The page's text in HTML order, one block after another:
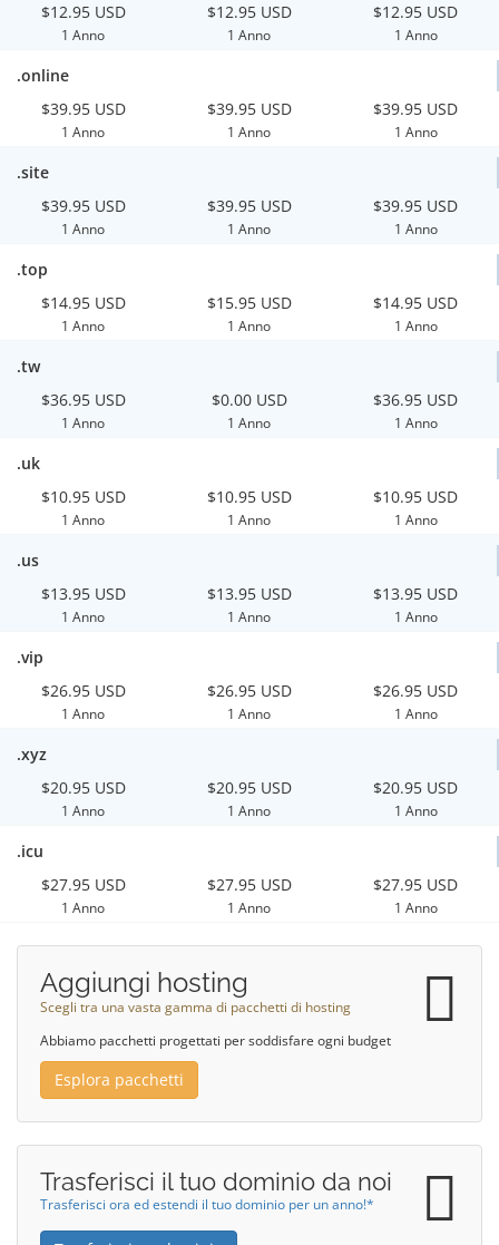
$12.95 USD
1 Anno
$12.95 USD
1 Anno
$12.95 USD
1 Anno
.online
$39.95 USD
1 Anno
$39.95 USD
1 Anno
$39.95 USD
1 Anno
.site
$39.95 USD
1 Anno
$39.95 USD
1 Anno
$39.95 USD
1 Anno
.top
$14.95 USD
1 Anno
$15.95 USD
1 Anno
$14.95 USD
1 Anno
.tw
$36.95 USD
1 Anno
$0.00 USD
1 Anno
$36.95 USD
1 Anno
.uk
$10.95 USD
1 Anno
$10.95 USD
1 Anno
$10.95 USD
1 Anno
.us
$13.95 USD
1 Anno
$13.95 USD
1 Anno
$13.95 USD
1 Anno
.vip
$26.95 USD
1 Anno
$26.95 USD
1 Anno
$26.95 USD
1 Anno
.xyz
$20.95 USD
1 Anno
$20.95 USD
1 Anno
$20.95 USD
1 Anno
.icu
$27.95 USD
1 Anno
$27.95 USD
1 Anno
$27.95 USD
1 Anno
Aggiungi hosting
Scegli tra una vasta gamma di pacchetti di hosting
Abbiamo pacchetti progettati per soddisfare ogni budget
Esplora pacchetti
Trasferisci il tuo dominio da noi
Trasferisci ora ed estendi il tuo dominio per un anno!*